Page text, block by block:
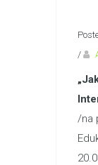
/
/na